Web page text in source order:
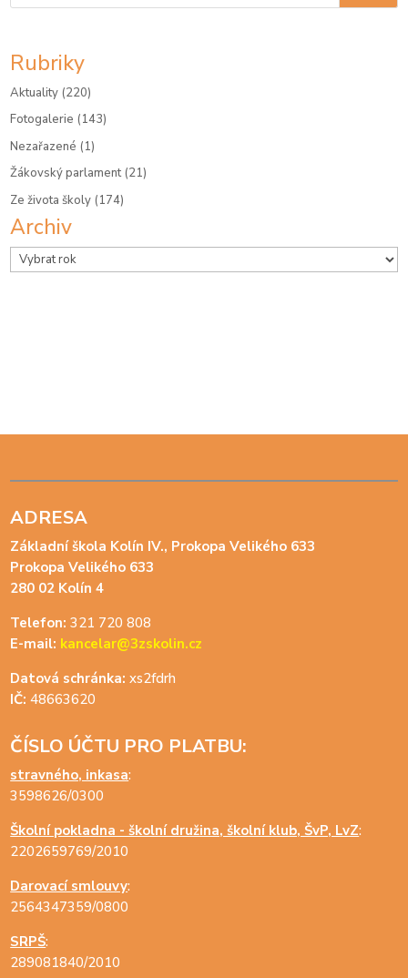
Rubriky
Aktuality (220)
Fotogalerie (143)
Nezařazené (1)
Žákovský parlament(21)
Ze života školy (174)
Archiv
Archivy
ADRESA
Základní škola Kolín IV., Prokopa Velikého 633
Prokopa Velikého 633
280 02 Kolín 4
Telefon: 321 720 808
E-mail: kancelar@3zskolin.cz
Datová schránka: xs2fdrh
IČ: 48663620
ČÍSLO ÚČTU PRO PLATBU:
stravného, inkasa:
3598626/0300
Školní pokladna - školní družina, školní klub, ŠvP, LvZ:
2202659769/2010
Darovací smlouvy:
2564347359/0800
SRPŠ:
289081840/2010